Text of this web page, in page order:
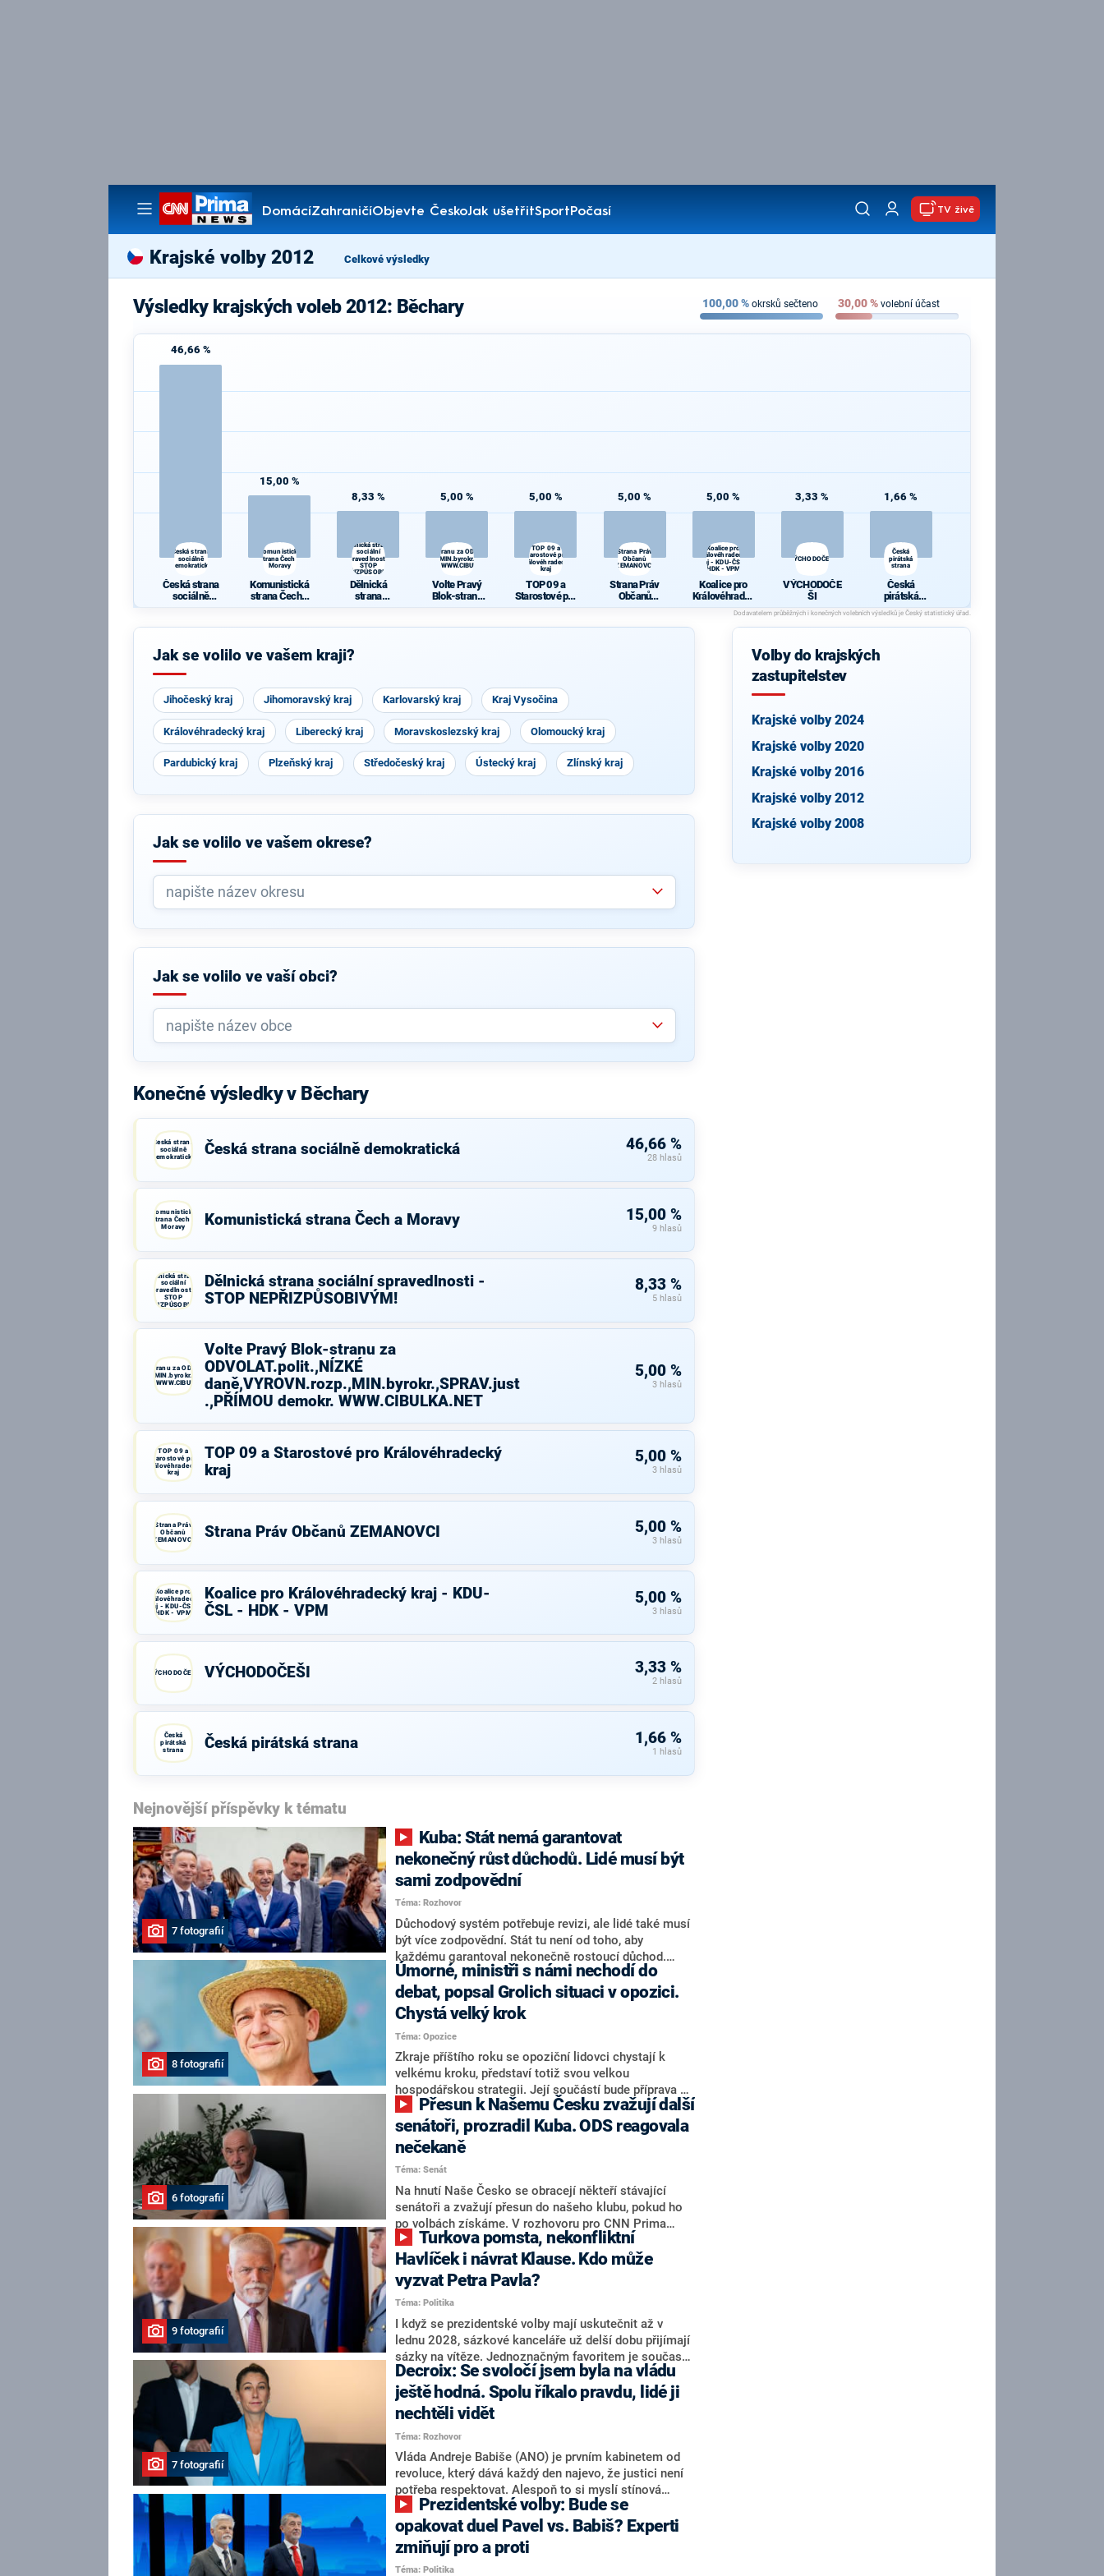
DomácíZahraničíObjevte ČeskoJak ušetřitSportPočasí
Pořady
TV živě
Krajské volby 2012 Celkové výsledky
Výsledky krajských voleb 2012: Běchary 100,00% okrsků sečteno 30,00% volební účast
46,66 %
Česká strana
sociálně
demokratická
Česká strana
sociálně
15,00 %
Komunistická
strana Čech a
Moravy
Komunistická
strana Čech a
8,33 %
Dělnická strana
sociální
spravedlnosti -
STOP
NEPŘIZPŮSOBIVÝM!
Dělnická
strana
- STOP
BIVÝM!
5,00 %
Volte Pravý Blok-stranu za ODVOLAT.polit.,NÍZKÉ
daně,VYROVN.rozp.,MIN.byrokr.,SPRAV.just.,PŘÍMOU
demokr. WWW.CIBULKA.NET
Volte Pravý
Blok-stranu
t.,NÍZKÉ
demokr.
WWW.CIBULK
A.NET
5,00 %
TOP 09 a
Starostové pro
Královéhradecký
kraj
TOP 09 a
Starostové pro
5,00 %
Strana Práv
Občanů
ZEMANOVCI
Strana Práv
Občanů
ZEMANOVCI
5,00 %
Koalice pro
Královéhradecký
kraj - KDU-ČSL -
HDK - VPM
Koalice pro
Královéhradec
ký kraj - KDU-
ČSL - HDK -
VPM
3,33 %
VÝCHODOČEŠI
VÝCHODOČE
ŠI
1,66 %
Česká
pirátská
strana
Česká
pirátská
strana
Jak se volilo ve vašem kraji?
Jihočeský kraj Jihomoravský kraj Karlovarský kraj Kraj Vysočina
Královéhradecký kraj Liberecký kraj Moravskoslezský kraj Olomoucký kraj
Pardubický kraj Plzeňský kraj Středočeský kraj Ústecký kraj Zlínský kraj
Jak se volilo ve vašem okrese?
Jak se volilo ve vaší obci?
Konečné výsledky v Běchary
Česká strana
sociálně
demokratická
Česká strana sociálně demokratická 46,66 %
28 hlasů
Komunistická
strana Čech a
Moravy
Komunistická strana Čech a Moravy 15,00 %
9 hlasů
Dělnická strana
sociální
spravedlnosti -
STOP
NEPŘIZPŮSOBIVÝM!
Dělnická strana sociální spravedlnosti -
STOP NEPŘIZPŮSOBIVÝM!
8,33 %
5 hlasů
Volte Pravý Blok-stranu za ODVOLAT.polit.,NÍZKÉ
daně,VYROVN.rozp.,MIN.byrokr.,SPRAV.just.,PŘÍMOU
demokr. WWW.CIBULKA.NET
Volte Pravý Blok-stranu za
ODVOLAT.polit.,NÍZKÉ
daně,VYROVN.rozp.,MIN.byrokr.,SPRAV.just
.,PŘÍMOU demokr. WWW.CIBULKA.NET
5,00 %
3 hlasů
TOP 09 a
Starostové pro
Královéhradecký
kraj
TOP 09 a Starostové pro Královéhradecký
kraj
5,00 %
3 hlasů
Strana Práv
Občanů
ZEMANOVCI
Strana Práv Občanů ZEMANOVCI 5,00 %
3 hlasů
Koalice pro
Královéhradecký
kraj - KDU-ČSL -
HDK - VPM
Koalice pro Královéhradecký kraj - KDU-
ČSL - HDK - VPM
5,00 %
3 hlasů
VÝCHODOČEŠI VÝCHODOČEŠI 3,33 %
2 hlasů
Česká
pirátská
strana
Česká pirátská strana 1,66 %
1 hlasů
Nejnovější příspěvky k tématu
7 fotografií
nekonečný růst důchodů. Lidé musí být
sami zodpovědní
Téma: Rozhovor
Důchodový systém potřebuje revizi, ale lidé také musí
být více zodpovědní. Stát tu není od toho, aby
každému garantoval nekonečně rostoucí důchod.
Chybí tu nový systém a my ho představíme,řekl
hejtman Jihočeského kraje a předseda hnutí Naše
Česko Martin Kuba v rozhovoru pro CNN Prima NEWS.
V čele státu pak podle něj nemůže být člověk, který by
střetem zájmů omezoval čerpání financí a rozvoj,
dodal. Řešení u Andreje Babiše ale hodnotit nechtěl.
8 fotografií
Úmorné, ministři s námi nechodí do
debat, popsal Grolich situaci v opozici.
Chystá velký krok
Téma: Opozice
Zkraje příštího roku se opoziční lidovci chystají k
velkému kroku, představí totiž svou velkou
hospodářskou strategii. Její součástí bude příprava na
stárnutí populace, řekl ve středu na setkání s novináři
nový předseda lidovců Jan Grolich. Ten zároveň v
senátních volbách kandiduje ve Vyškově. Popsal i
aktivitu opozice, o níž vládní strany nebo političtí
komentátoři mluví jako o slabé a v defenzivě. „Je to
úmorná práce upozorňovat na chyby vlády. Ministři s
námi navíc nechodí do debat. Chceme ale ukazovat
svoje témata,“ odpověděl Grolich na dotaz CNN Prima
NEWS.
6 fotografií
senátoři, prozradil Kuba. ODS reagovala
nečekaně
Téma: Senát
Na hnutí Naše Česko se obracejí někteří stávající
senátoři a zvažují přesun do našeho klubu, pokud ho
po volbách získáme. V rozhovoru pro CNN Prima
NEWS to řekl zakladatel hnutí a jihočeský hejtman
Martin Kuba. Konkrétní nebyl, ale získat by takto mohl
například senátora Zdeňka Hrabu, který je dnes
součástí klubu ODS a TOP 09. Hraba to na dotaz
redakce nevyloučil. Předseda klubu senátorů ODS
Zdeněk Nytra redakci řekl, že počítá s odchodem
některých senátorů z klubu a že Naše Česko není
nepřítel, ale soupeř.
9 fotografií
Havlíček i návrat Klause. Kdo může
vyzvat Petra Pavla?
Téma: Politika
I když se prezidentské volby mají uskutečnit až v
lednu 2028, sázkové kanceláře už delší dobu přijímají
sázky na vítěze. Jednoznačným favoritem je současná
hlava státu Petr Pavel. Daleko za ním pak bookmakeři
zmiňují dva výrazné politiky ANO, tedy premiéra
Andreje Babiše a ministra průmyslu Karla Havlíčka.
Oblíbeným tipem samotných sázkařů je poslanec za
Motoristy Filip Turek. Politolog Jan Kubáček nicméně
o případné kandidatuře kohokoliv ze zmíněné trojice
značně pochybuje. Podle něj současná koalice dosud
nemá osobu, která by Pavlovi mohla konkurovat.
7 fotografií
Decroix: Se svoločí jsem byla na vládu
ještě hodná. Spolu říkalo pravdu, lidé ji
nechtěli vidět
Téma: Rozhovor
Vláda Andreje Babiše (ANO) je prvním kabinetem od
revoluce, který dává každý den najevo, že justici není
potřeba respektovat. Alespoň to si myslí stínová
ministryně spravedlnosti ODS Eva Decroix. V
rozhovoru pro CNN Prima NEWS si nebrala servítky
ohledně politického výkonu svého nástupce Jeronýma
Tejce (za ANO) či vládní zmocněnkyně pro lidská
práva Taťány Malé (ANO). Označením „svoloč“ na
opakovat duel Pavel vs. Babiš? Experti
zmiňují pro a proti
Téma: Politika
Volby do krajských
zastupitelstev
Krajské volby 2024
Krajské volby 2020
Krajské volby 2016
Krajské volby 2012
Krajské volby 2008